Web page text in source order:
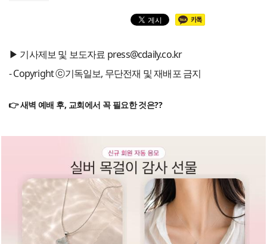
▶ 기사제보 및 보도자료 press@cdaily.co.kr
- Copyright ⓒ기독일보, 무단전재 및 재배포 금지
👉 새벽 예배 후, 교회에서 꼭 필요한 것은??